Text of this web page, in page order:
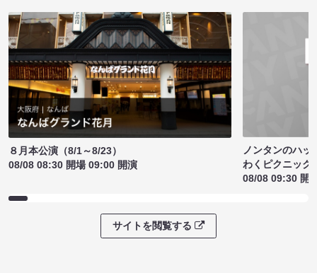
８月本公演（8/1～8/23）
08/08 08:30 開場 09:00 開演
ノンタンのハッ
わくピクニック
08/08 09:30 開
サイトを閲覧する